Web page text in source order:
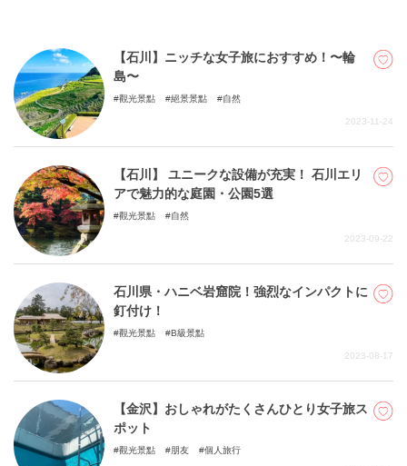
【石川】ニッチな女子旅におすすめ！〜輪
島〜
觀光景點 絕景景點 自然
2023-11-24
【石川】 ユニークな設備が充実！ 石川エリ
アで魅力的な庭園・公園5選
觀光景點 自然
2023-09-22
石川県・ハニベ岩窟院！強烈なインパクトに
釘付け！
觀光景點 B級景點
2023-08-17
【金沢】おしゃれがたくさんひとり女子旅ス
ポット
觀光景點 朋友 個人旅行